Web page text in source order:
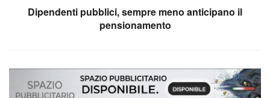
Dipendenti pubblici, sempre meno anticipano il
pensionamento